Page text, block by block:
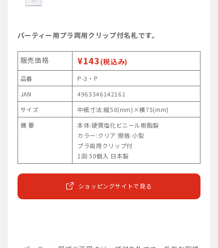
パーティー用プラ両用クリップ付名札です。
販売価格 ¥143 (税込み)
品番
P-3・P
JAN
4963346142161
サイズ
中紙寸法:縦50(mm)×横75(mm)
摘 要
本体:硬質塩化ビニール樹脂製
カラー:クリア 規格:小型
プラ両用クリップ付
1函:50個入 日本製
ショッピングサイトで見る